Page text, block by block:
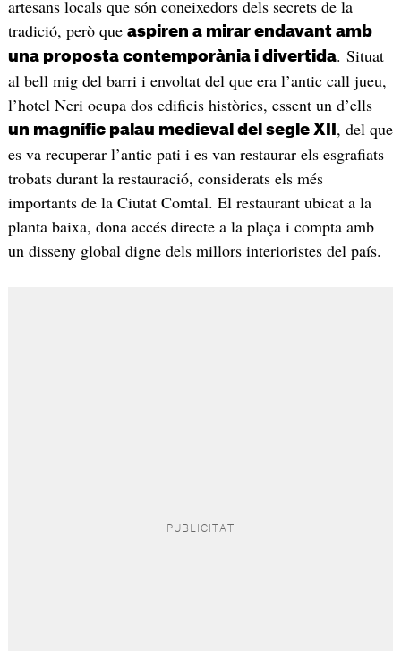
artesans locals que són coneixedors dels secrets de la
tradició, però que aspiren a mirar endavant amb
una proposta contemporània i divertida. Situat
al bell mig del barri i envoltat del que era l’antic call jueu,
l’hotel Neri ocupa dos edificis històrics, essent un d’ells
un magnífic palau medieval del segle XII , del que
es va recuperar l’antic pati i es van restaurar els esgrafiats
trobats durant la restauració, considerats els més
importants de la Ciutat Comtal. El restaurant ubicat a la
planta baixa, dona accés directe a la plaça i compta amb
un disseny global digne dels millors interioristes del país.